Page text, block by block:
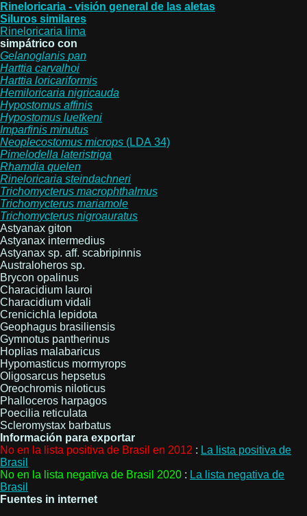
Rineloricaria - visión general de las aletas
Siluros similares
Rineloricaria lima
simpátrico con
Gelanoglanis pan
Harttia carvalhoi
Harttia loricariformis
Hemiloricaria nigricauda
Hypostomus affinis
Hypostomus luetkeni
Imparfinis minutus
Neoplecostomus microps (LDA 34)
Pimelodella lateristriga
Rhamdia quelen
Rineloricaria steindachneri
Trichomycterus macrophthalmus
Trichomycterus mariamole
Trichomycterus nigroauratus
Astyanax giton
Astyanax intermedius
Astyanax sp. aff. scabripinnis
Australoheros sp.
Brycon opalinus
Characidium lauroi
Characidium vidali
Crenicichla lepidota
Geophagus brasiliensis
Gymnotus pantherinus
Hoplias malabaricus
Hypomasticus mormyrops
Oligosarcus hepsetus
Oreochromis niloticus
Phalloceros harpagos
Poecilia reticulata
Scleromystax barbatus
Información para exportar
No en la lista positiva de Brasil en 2012 : La lista positiva de
Brasil
No en la lista negativa de Brasil 2020 : La lista negativa de
Brasil
Fuentes in internet